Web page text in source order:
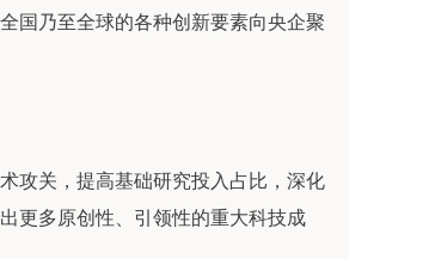
国乃至全球的各种创新要素向央企聚
攻关，提高基础研究投入占比，深化
更多原创性、引领性的重大科技成